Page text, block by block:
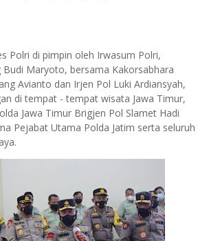
Polri di pimpin oleh Irwasum Polri,
Maryoto, bersama Kakorsabhara
Avianto dan Irjen Pol Luki Ardiansyah,
di tempat - tempat wisata Jawa Timur,
Jawa Timur Brigjen Pol Slamet Hadi
Pejabat Utama Polda Jatim serta seluruh